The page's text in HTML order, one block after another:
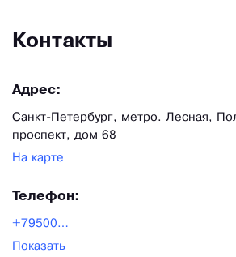
Контакты
Адрес:
Санкт-Петербург, метро. Лесная,
проспект, дом 68
На карте
Телефон:
+79500245137
Показать